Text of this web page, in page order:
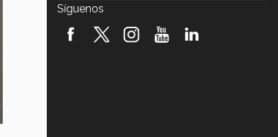
robótica FIRST 2026! (video)
Síguenos